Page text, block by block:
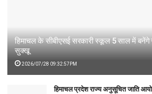
हिमाचल के सीबीएसई सरकारी स्कूल 5 साल में बनेंगे
सुक्खू
2026/07/28 09:32:57PM
हिमाचल प्रदेश राज्य अनुसूचित जाति